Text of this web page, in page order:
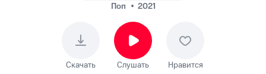
Поп
2021
Скачать Слушать Нравится